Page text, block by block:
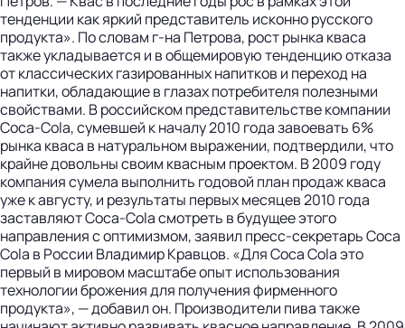
тенденции как яркий представитель исконно русского
продукта». По словам г-на Петрова, рост рынка кваса
также укладывается и в общемировую тенденцию отказа
от классических газированных напитков и переход на
напитки, обладающие в глазах потребителя полезными
свойствами. В российском представительстве компании
Coca-Cola, сумевшей к началу 2010 года завоевать 6%
рынка кваса в натуральном выражении, подтвердили, что
крайне довольны своим квасным проектом. В 2009 году
компания сумела выполнить годовой план продаж кваса
уже к августу, и результаты первых месяцев 2010 года
заставляют Coca-Cola смотреть в будущее этого
направления с оптимизмом, заявил пресс-секретарь Coca
Cola в России Владимир Кравцов. «Для Coca Cola это
первый в мировом масштабе опыт использования
технологии брожения для получения фирменного
продукта», — добавил он. Производители пива также